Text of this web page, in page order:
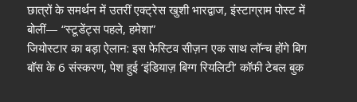
छात्रों के समर्थन में उतरीं एक्ट्रेस खुशी भारद्वाज, इंस्टाग्राम पोस्ट में
बोलीं— “स्टूडेंट्स पहले, हमेशा”
जियोस्टार का बड़ा ऐलान: इस फेस्टिव सीज़न एक साथ लॉन्च होंगे बिग
बॉस के 6 संस्करण, पेश हुई ‘इंडियाज़ बिग्ग रियलिटी’ कॉफी टेबल बुक